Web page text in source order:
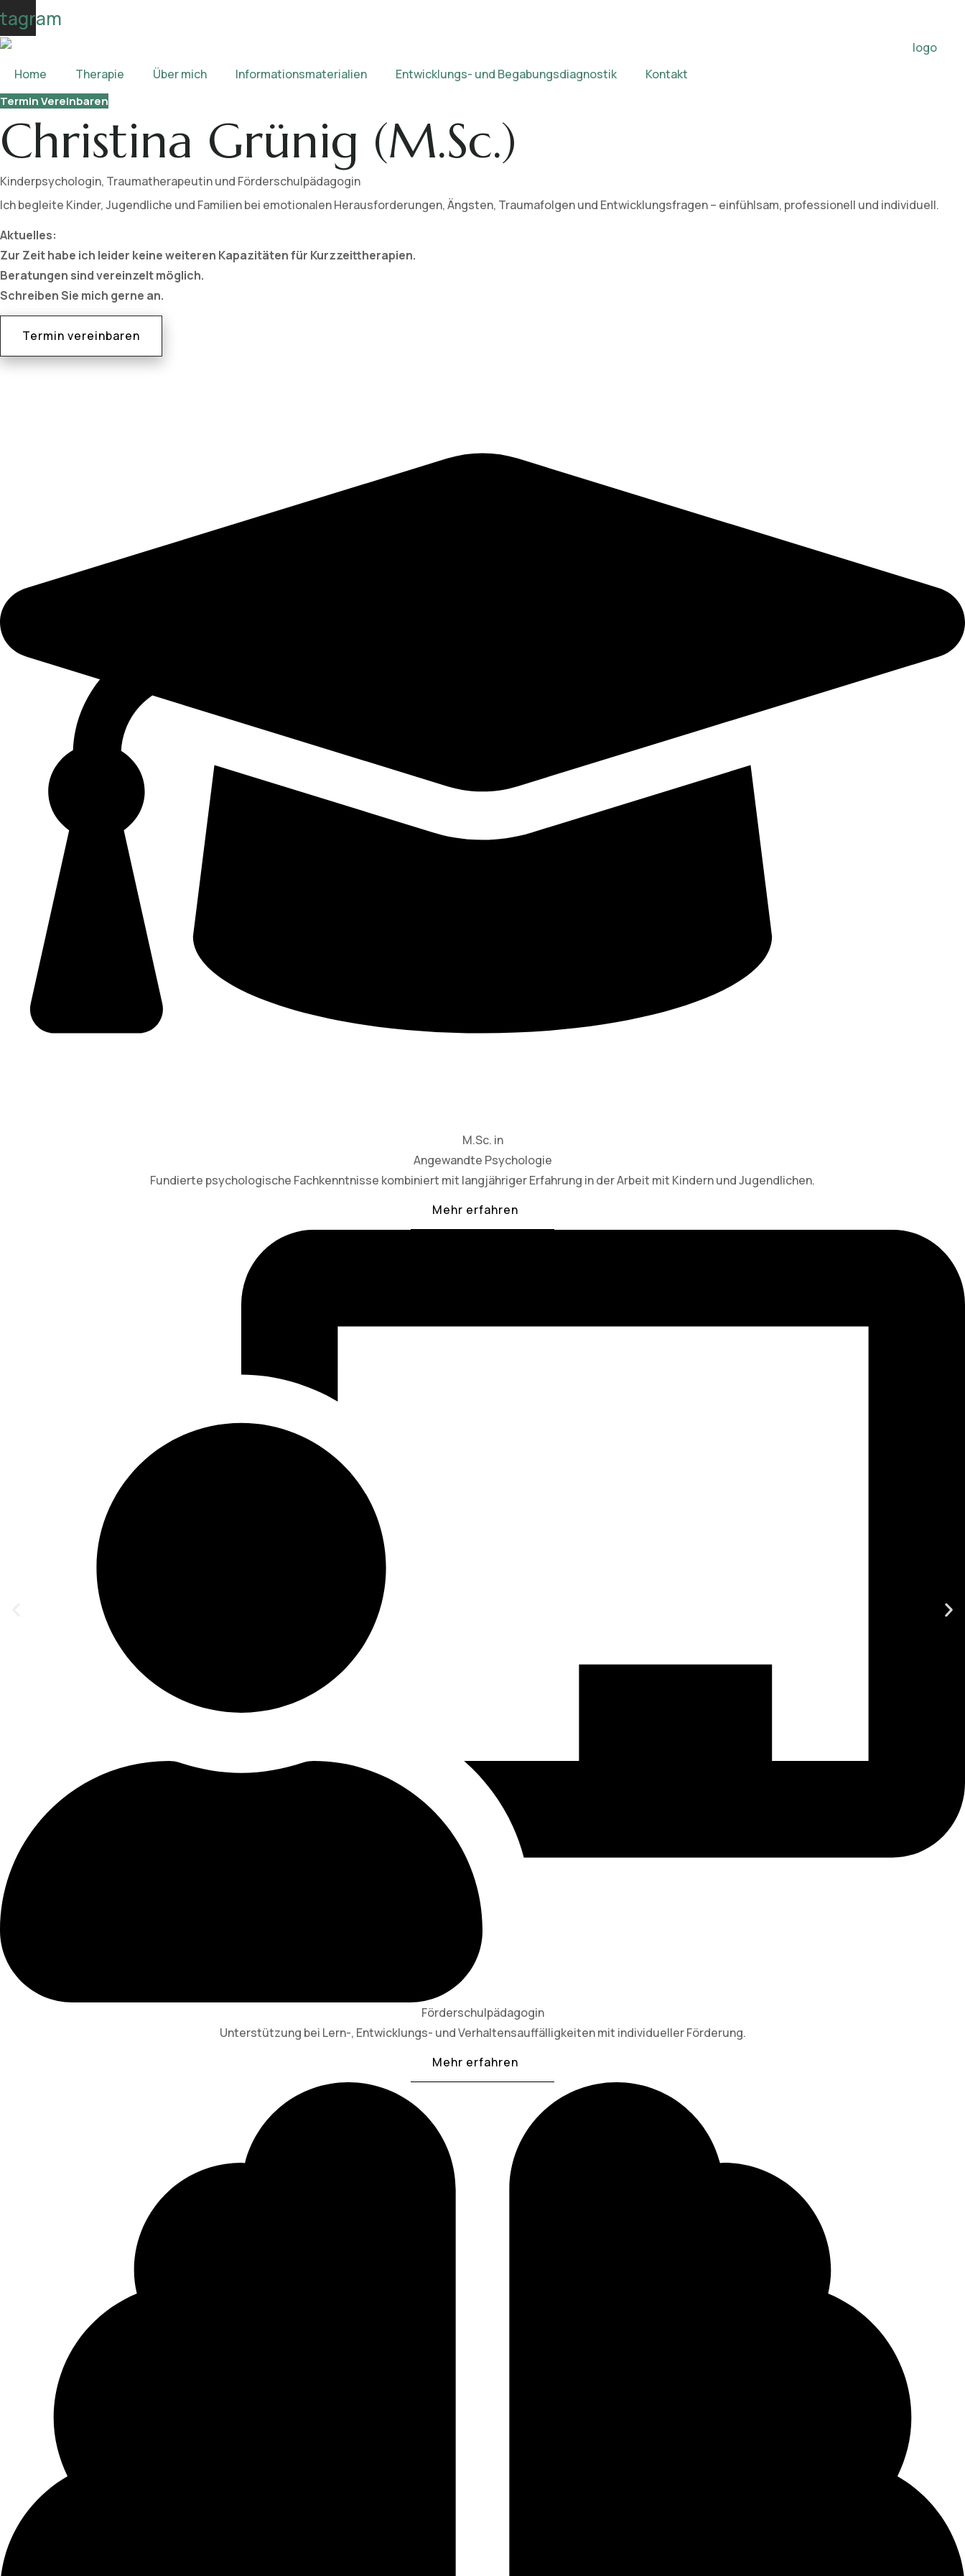
Skip
to
content
Home Therapie Über mich Informationsmaterialien Entwicklungs- und Begabungsdiagnostik Kontakt
Termin Vereinbaren
Christina Grünig (M.Sc.)
Kinderpsychologin, Traumatherapeutin und Förderschulpädagogin
Ich begleite Kinder, Jugendliche und Familien bei emotionalen Herausforderungen, Ängsten, Traumafolgen und Entwicklungsfragen – einfühlsam, professionell und individuell.
Aktuelles:
Zur Zeit habe ich leider keine weiteren Kapazitäten für Kurzzeittherapien.
Beratungen sind vereinzelt möglich.
Schreiben Sie mich gerne an.
Termin vereinbaren
M.Sc. in
Angewandte Psychologie
Fundierte psychologische Fachkenntnisse kombiniert mit langjähriger Erfahrung in der Arbeit mit Kindern und Jugendlichen.
Mehr erfahren
Förderschulpädagogin
Unterstützung bei Lern-, Entwicklungs- und Verhaltensauffälligkeiten mit individueller Förderung.
Mehr erfahren